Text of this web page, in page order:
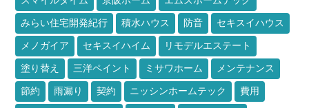
みらい住宅開発紀行 積水ハウス 防音 セキスイハウス
メノガイア セキスイハイム リモデルエステート
塗り替え 三洋ペイント ミサワホーム メンテナンス
節約 雨漏り 契約 ニッシンホームテック 費用